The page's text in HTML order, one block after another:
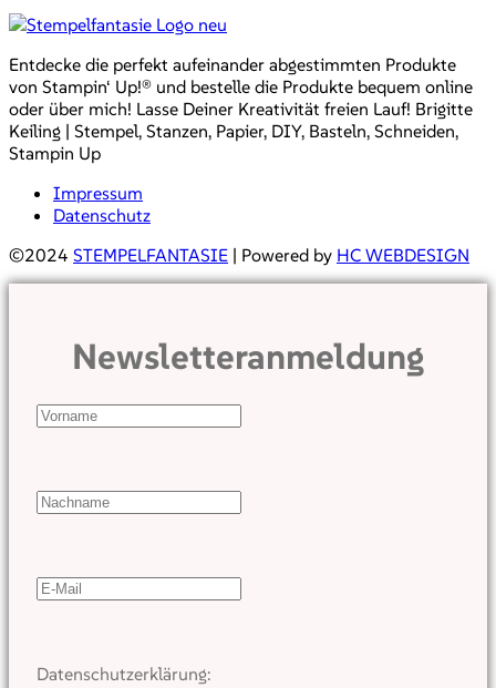
Entdecke die perfekt aufeinander abgestimmten Produkte
von Stampin‘ Up!® und bestelle die Produkte bequem online
oder über mich! Lasse Deiner Kreativität freien Lauf! Brigitte
Keiling | Stempel, Stanzen, Papier, DIY, Basteln, Schneiden,
Stampin Up
Impressum
Datenschutz
©2024 STEMPELFANTASIE | Powered by HC WEBDESIGN
Newsletteranmeldung
Datenschutzerklärung: